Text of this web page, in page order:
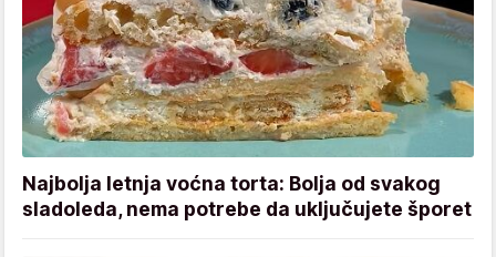
Najbolja letnja voćna torta: Bolja od svakog
sladoleda, nema potrebe da uključujete šporet